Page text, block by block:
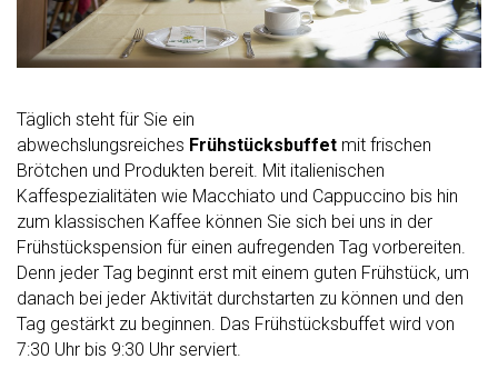
Täglich steht für Sie ein
abwechslungsreiches Frühstücksbuffet mit frischen
Brötchen und Produkten bereit. Mit italienischen
Kaffespezialitäten wie Macchiato und Cappuccino bis hin
zum klassischen Kaffee können Sie sich bei uns in der
Frühstückspension für einen aufregenden Tag vorbereiten.
Denn jeder Tag beginnt erst mit einem guten Frühstück, um
danach bei jeder Aktivität durchstarten zu können und den
Tag gestärkt zu beginnen. Das Frühstücksbuffet wird von
7:30 Uhr bis 9:30 Uhr serviert.